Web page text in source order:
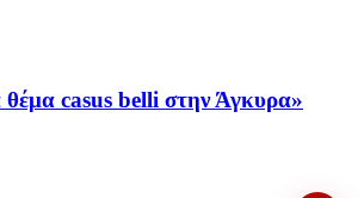
casus belli στην Άγκυρα»